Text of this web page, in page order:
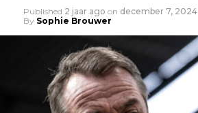
Published 2 jaar ago on december 7, 2024
By Sophie Brouwer